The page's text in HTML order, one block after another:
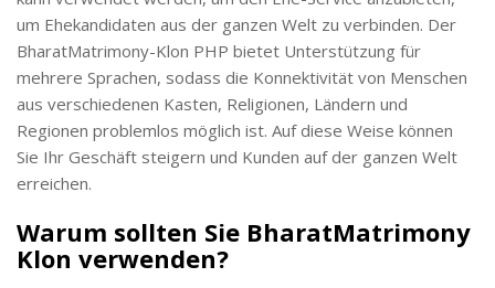
um Ehekandidaten aus der ganzen Welt zu verbinden. Der
BharatMatrimony-Klon PHP bietet Unterstützung für
mehrere Sprachen, sodass die Konnektivität von Menschen
aus verschiedenen Kasten, Religionen, Ländern und
Regionen problemlos möglich ist. Auf diese Weise können
Sie Ihr Geschäft steigern und Kunden auf der ganzen Welt
erreichen.
Warum sollten Sie BharatMatrimony
Klon verwenden?